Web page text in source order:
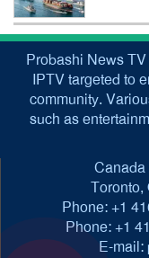
Probashi News
IPTV targeted to
community.
such as
Canada
Toronto,
Phone: +1
Phone: +1
E-mail: